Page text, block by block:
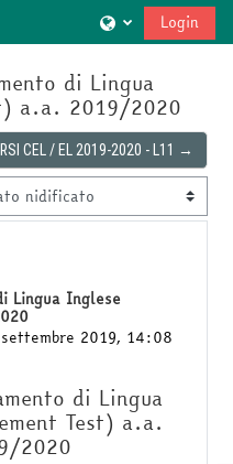
Login
di Lingua
a.a. 2019/2020
CEL / EL 2019-2020 - L11 →
Lingua Inglese
2019, 14:08
di Lingua
Test) a.a.
2020